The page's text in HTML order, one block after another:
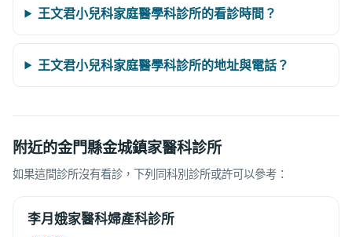
王文君小兒科家庭醫學科診所的看診時間？
王文君小兒科家庭醫學科診所的地址與電話？
附近的金門縣金城鎮家醫科診所
如果這間診所沒有看診，下列同科別診所或許可以參考：
李月娥家醫科婦產科診所